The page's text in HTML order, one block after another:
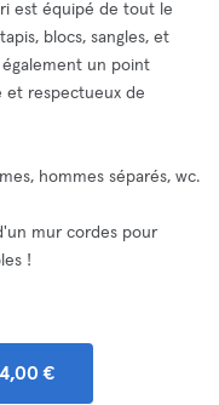
est équipé de tout le
blocs, sangles, et
également un point
et respectueux de
hommes séparés, wc.
mur cordes pour
!
€